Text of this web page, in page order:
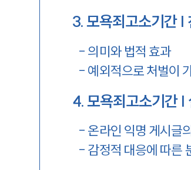
3.모욕죄고소기간 |
- 의미와 법적 효과
- 예외적으로 처벌이
4.모욕죄고소기간 |
- 온라인 익명 게시글
- 감정적 대응에 따른